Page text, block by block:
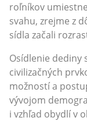
roľníkov
svahu, zrejme z
sídla začali
Osídlenie dediny
civilizačných
možností a
vývojom
i vzhľad obydlí v